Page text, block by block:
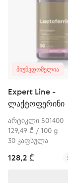
ᲛᲘᲣᲬᲕᲓᲝᲛᲔᲚᲘᲐ
Expert Line -
ლაქტოფერინი
არტიკლი 501400
129,49 ₾ / 100 g
30 კაფსულა
128,2 ₾